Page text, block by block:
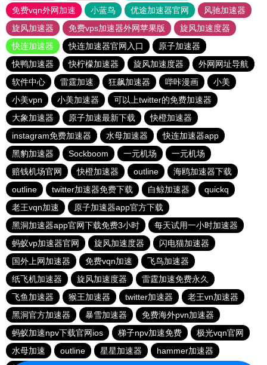
免费vqn外网加速
小蓝鸟 优途加速器官网
风驰加速器
旋风加速器
免费vps加速器外网苹果版
旋风加速度器
快连加速器
快连加速器官网入口
原子加速器
快鸭加速器
快柠檬加速器 旋风加速度器
外网网址导航
软件中心
雷霆加速 狂飙加速器 哔咔漫画
小美
小美vpn
小美加速器
可以上twitter的免费加速器
大象加速器
原子加速最新下载
快橙加速器
instagram免费加速器
水母加速器
快连加速器app
黑豹加速器
Sockboom 一元机场
一元机场
赔钱机场官网
快橙加速器 outline
海鸥加速器下载
outline
twitter加速器免费下载 白鲸加速器
quickq
老王vqn加速
原子加速器app官方下载
黑洞加速器app官网下载免费3小时
每天试用一小时加速器
蚂蚁vp加速器官网
旋风加速度器
闪电猫加速器
国外上网加速器
免费vqn加速
飞鸟加速器
纸飞机加速器
旋风加速度器
雷霆加速免费永久
飞鱼加速器
猴王加速器 twitter加速器
老王vn加速器
黑洞官方加速器
暴雪加速器
免费海外pvn加速器
蚂蚁加速npv下载官网ios
梯子npv加速免费
极光vqn官网
水母加速
outline 星星加速器
hammer加速器